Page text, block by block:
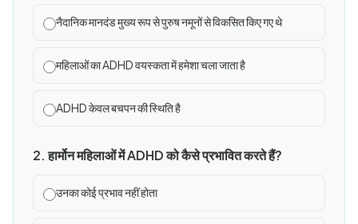
नैदानिक मानदंड मुख्य रूप से पुरुष नमूनों से विकसित किए गए थे
महिलाओं का ADHD वयस्कता में हमेशा चला जाता है
ADHD केवल बचपन की स्थिति है
2. हार्मोन महिलाओं में ADHD को कैसे प्रभावित करते हैं?
उनका कोई प्रभाव नहीं होता